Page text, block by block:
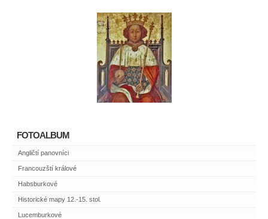
FOTOALBUM
Angličtí panovníci
Francouzští králové
Habsburkové
Historické mapy 12.-15. stol.
Lucemburkové